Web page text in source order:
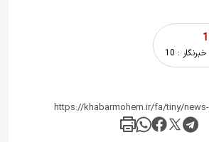
:
10